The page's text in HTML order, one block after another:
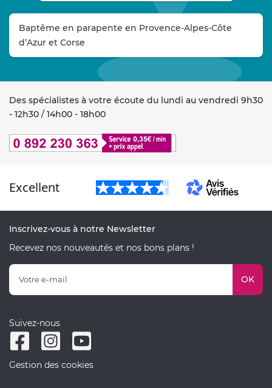
Baptême en parapente en Provence-Alpes-Côte
d’Azur et Corse
Des spécialistes à votre écoute du lundi au vendredi 9h30
- 12h30 / 14h00 - 18h00
Excellent
Inscrivez-vous à notre Newsletter
Recevez nos nouveautés et nos bons plans !
OK
Suivez-nous
Gestion des cookies